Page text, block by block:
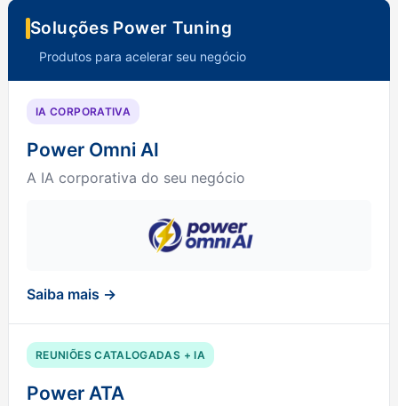
Soluções Power Tuning
Produtos para acelerar seu negócio
IA CORPORATIVA
Power Omni AI
A IA corporativa do seu negócio
Saiba mais →
REUNIÕES CATALOGADAS + IA
Power ATA